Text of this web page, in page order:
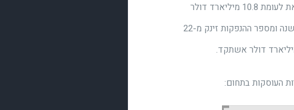
היי טק ישראליות גדל בלא פחות מ-136%, לסך של 25.4 מיליארד דולר ב-2021, זאת לעומת 10.8 מיליארד דולר
בשנת 2020. שנת 2021 הייתה שנת שיא גם בהנפקות ורכישות: 119 חברות נרכשו השנה ומספר ההנפקות זינק מ-22